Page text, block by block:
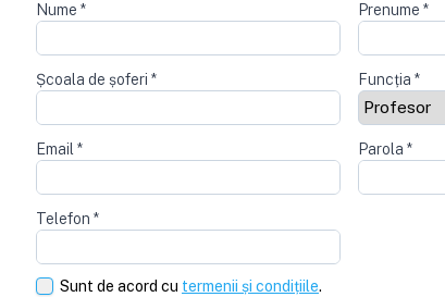
Nume * Prenume *
Școala de șoferi * Funcția *
Email * Parola *
Telefon *
Sunt de acord cu termenii și condițiile.